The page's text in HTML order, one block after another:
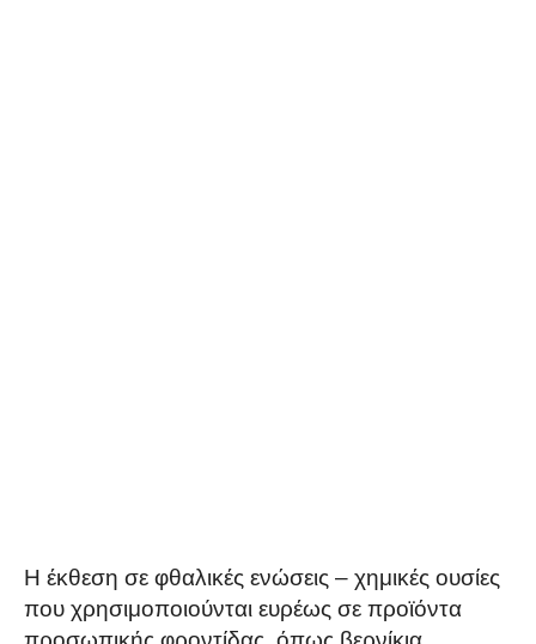
Η έκθεση σε φθαλικές ενώσεις – χημικές ουσίες
που χρησιμοποιούνται ευρέως σε προϊόντα